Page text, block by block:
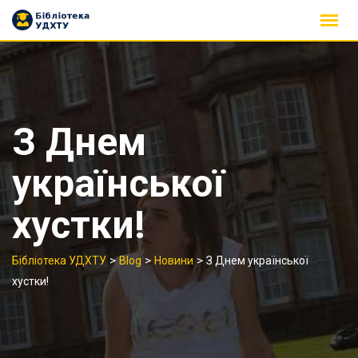
Skip
content
З Днем
української
хустки!
Бібліотека УДХТУ >Blog > Новини > З Днем української
хустки!